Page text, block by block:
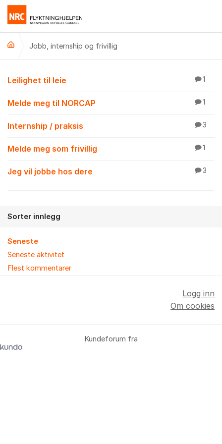
Gå til innhold
Jobb, internship og frivillig
Jobb, internship og
Leilighet til leie 1
Melde meg til NORCAP 1
Internship / praksis 3
Melde meg som frivillig 1
Jeg vil jobbe hos dere 3
Sorter innlegg
Seneste
Seneste aktivitet
Flest kommentarer
Kundeforum fra
Logg inn
Om cookies